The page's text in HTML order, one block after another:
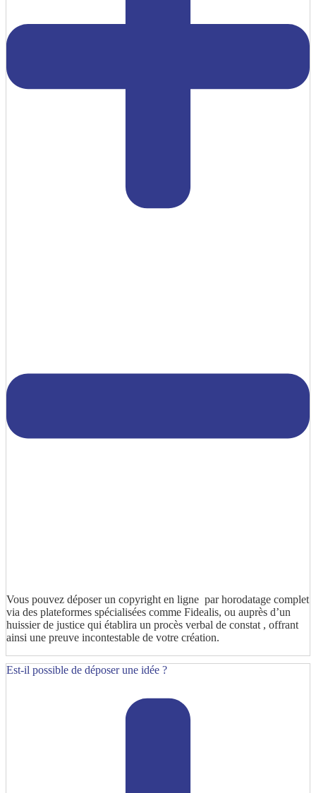
Vous pouvez déposer un copyright en ligne par horodatage complet
via des plateformes spécialisées comme Fidealis, ou auprès d’un
huissier de justice qui établira un procès verbal de constat , offrant
ainsi une preuve incontestable de votre création.
Est-il possible de déposer une idée ?